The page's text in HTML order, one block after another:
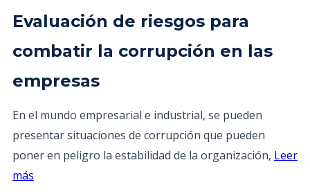
Evaluación de riesgos para
combatir la corrupción en las
empresas
En el mundo empresarial e industrial, se pueden
presentar situaciones de corrupción que pueden
poner en peligro la estabilidad de la organización, Leer
más